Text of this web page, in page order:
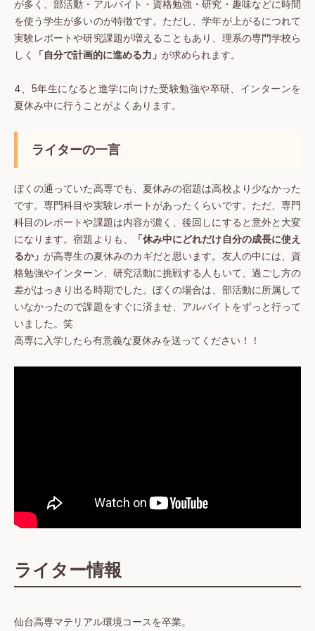
が多く、部活動・アルバイト・資格勉強・研究・趣味などに時間
を使う学生が多いのが特徴です。ただし、学年が上がるにつれて
実験レポートや研究課題が増えることもあり、理系の専門学校ら
しく
「自分で計画的に進める力」 が求められます。
4、5年生になると進学に向けた受験勉強や卒研、インターンを
夏休み中に行うことがよくあります。
ライターの一言
ぼくの通っていた高専でも、夏休みの宿題は高校より少なかった
です。専門科目や実験レポートがあったくらいです。ただ、専門
科目のレポートや課題は内容が濃く、後回しにすると意外と大変
になります。宿題よりも、
「休み中にどれだけ自分の成長に使え
るか」が高専生の夏休みのカギだと思います。友人の中には、資
格勉強やインターン、研究活動に挑戦する人もいて、過ごし方の
差がはっきり出る時期でした。ぼくの場合は、部活動に所属して
いなかったので課題をすぐに済ませ、アルバイトをずっと行って
いました。笑
高専に入学したら有意義な夏休みを送ってください！！
ライター情報
仙台高専マテリアル環境コースを卒業。